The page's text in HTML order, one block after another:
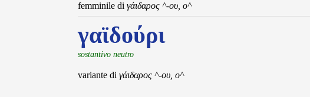
femminile di γάιδαρος ^-ου, ο^
γαϊδούρι
sostantivo neutro
variante di γάιδαρος ^-ου, ο^